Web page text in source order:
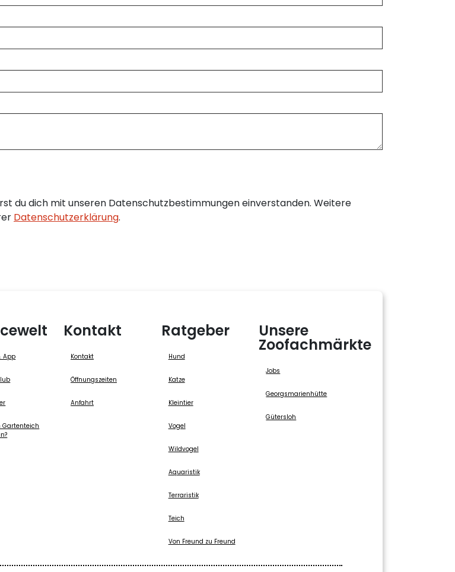
du dich mit unseren Datenschutzbestimmungen einverstanden. Weitere
Datenschutzerklärung.
App
Gartenteich
Kontakt
Kontakt
Öffnungszeiten
Anfahrt
Ratgeber
Hund
Katze
Kleintier
Vogel
Wildvogel
Aquaristik
Terraristik
Teich
Von Freund zu Freund
Unsere
Zoofachmärkte
Jobs
Georgsmarienhütte
Gütersloh